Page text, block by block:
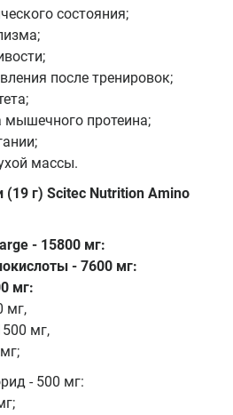
состояния;
после тренировок;
мышечного протеина;
массы.
(19 г) Scitec Nutrition Amino
- 15800 мг:
- 7600 мг:
мг:
мг,
мг,
- 500 мг: